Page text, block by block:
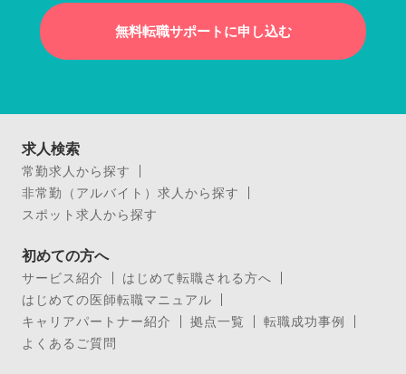
無料転職サポートに申し込む
求人検索
常勤求人から探す
非常勤（アルバイト）求人から探す
スポット求人から探す
初めての方へ
サービス紹介
はじめて転職される方へ
はじめての医師転職マニュアル
キャリアパートナー紹介
拠点一覧
転職成功事例
よくあるご質問